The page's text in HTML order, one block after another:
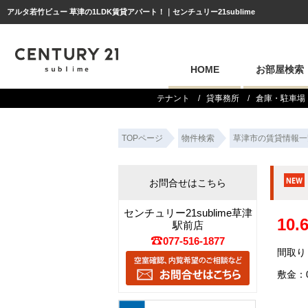
アルタ若竹ビュー 草津の1LDK賃貸アパート！｜センチュリー21sublime
HOME お部屋検索
テナント 貸事務所 倉庫・駐車場
TOPページ 物件検索 草津市の賃貸情報
間取
敷金
お問合せはこちら
センチュリー21sublime草津
駅前店
077-516-1877